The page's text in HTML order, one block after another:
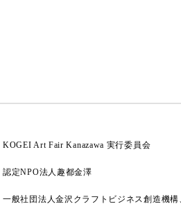
KOGEI Art Fair Kanazawa 実行委員会
認定NPO法人趣都金澤
一般社団法人金沢クラフトビジネス創造機